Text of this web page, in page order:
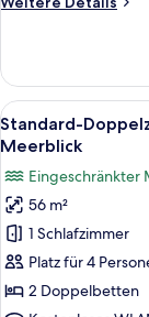
1 King-
Bett,
eingeschränkter
Meerblick
Alle
Fotos
Standard-
Doppelzimmer,
2 Doppelbetten,
Meerblick
14
Standard-
Meerblick
Eingeschränkter
56 m²
1 Schlafzimmer
Platz für 4
2 Doppelbetten